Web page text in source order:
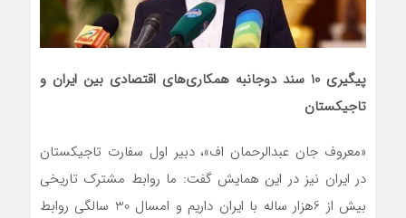
پیگیری 10 سند دوجانبه همکاری‌های اقتصادی بین ایران و
تاجیکستان
«معروف جان عبدالرحمان اف»، دبیر اول سفارت تاجیکستان
در ایران نیز در این همایش گفت: ما روابط مشترک تاریخی
بیش از 6هزار ساله با ایران داریم و امسال 30 سالگی روابط